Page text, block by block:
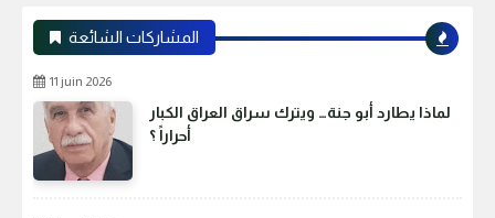
المشاركات الشائعة
11 juin 2026
لماذا يطارد أبو جنة… ويترك سراق العراق الكبار
أحراراً ؟